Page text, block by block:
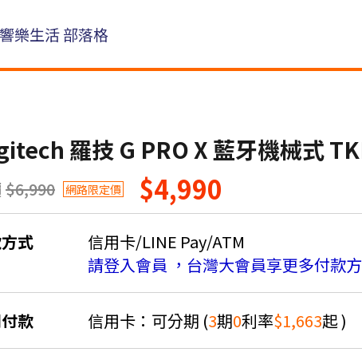
樂生活 部落格
羅技 G PRO X 藍牙機械式
$6,990 網路限定價 $4,990
式
信用卡/LINE Pay/ATM
請登入會員 ，台灣大會員享更多付款
款 信用卡：可分期 (3期0利率$1,663起 )
可分期數、適用利率，請以購物車顯示為主